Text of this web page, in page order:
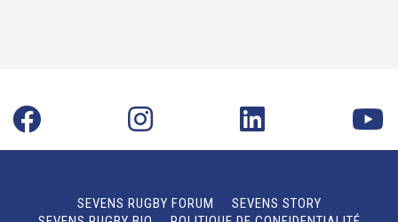
SEVENS RUGBY FORUM
SEVENS STORY